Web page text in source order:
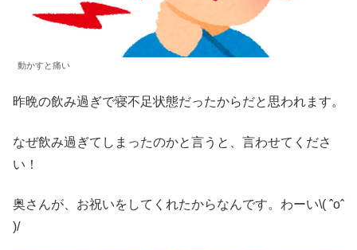
動かすと痛い
昨晩の飲み過ぎで寝不足状態だったからだと思われます。
なぜ飲み過ぎてしまったのかと言うと、言わせてくださ
い！
奥さんが、お祝いをしてくれたからなんです。わーい\( ˆoˆ
)/